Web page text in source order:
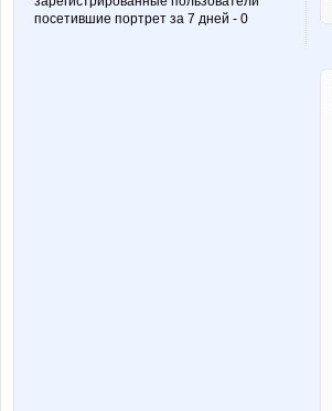
посетившие портрет за 7 дней - 0